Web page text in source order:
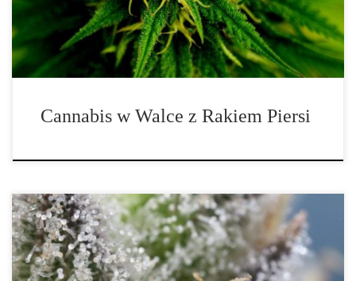
ważną częścią dalszej edukacji publicznej i zachęcania do
profilaktyki. Objawy raka są szerokie i mogą być […]
Cannabis w Walce z Rakiem Piersi
Oprócz tetrahydrokannabinolu (THC), kannabidiol (CBD) jest
kolejnym głównym składnikiem cannabis. Substancja nie jest
psychoaktywna, co oznacza, że nie wywołuje uczucia odurzenia.